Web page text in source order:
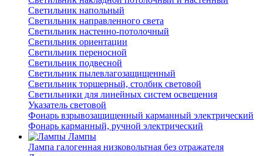
Светильник напольный
Светильник направленного света
Светильник настенно-потолочный
Светильник ориентации
Светильник переносной
Светильник подвесной
Светильник пылевлагозащищенный
Светильник торшерный, столбик световой
Светильники для линейных систем освещения
Указатель световой
Фонарь взрывозащищенный карманный электрический
Фонарь карманный, ручной электрический
Лампы
Лампа галогенная низковольтная без отражателя